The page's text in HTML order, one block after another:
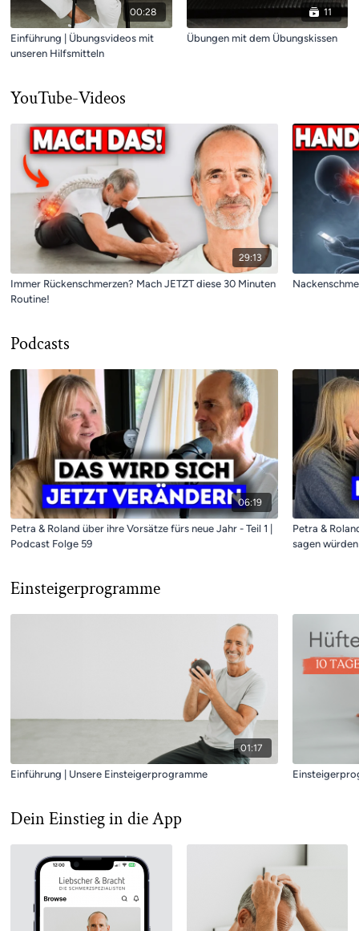
00:28
Einführung | Übungsvideos mit
unseren Hilfsmitteln
11
Übungen mit dem Übungskissen
YouTube-Videos
29:13
Immer Rückenschmerzen? Mach JETZT diese 30 Minuten
Routine!
Podcasts
06:19
Petra & Roland über ihre Vorsätze fürs neue Jahr - Teil 1 |
Podcast Folge 59
Petra &
sagen
Einsteigerprogramme
01:17
Einführung | Unsere Einsteigerprogramme
Dein Einstieg in die App